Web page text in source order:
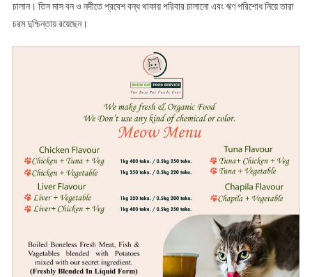
চালান। তিন মাস বন ও নদীতে প্রবেশ বন্ধ থাকায় পরিবার চালানো এবং ঋণ পরিশোধ নিয়ে তারা
চরম দুশ্চিন্তায় রয়েছেন।